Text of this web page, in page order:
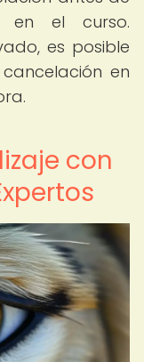
en el curso.
es posible
en
con